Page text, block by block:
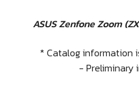
ASUS Zenfone Zoom
* Catalog information
- Preliminary